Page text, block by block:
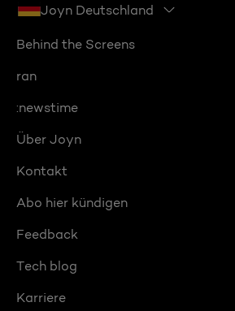
Joyn Deutschland
Behind the Screens
ran
:newstime
Über Joyn
Kontakt
Abo hier kündigen
Feedback
Tech blog
Karriere